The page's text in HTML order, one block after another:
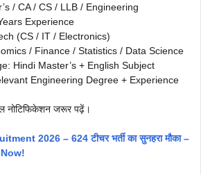
/ CA / CS / LLB / Engineering
Experience
(CS / IT / Electronics)
/ Finance / Statistics / Data Science
Hindi Master’s + English Subject
Engineering Degree + Experience
नोटिफिकेशन जरूर पढ़ें।
2026 – 624 टीचर भर्ती का सुनहरा मौका –